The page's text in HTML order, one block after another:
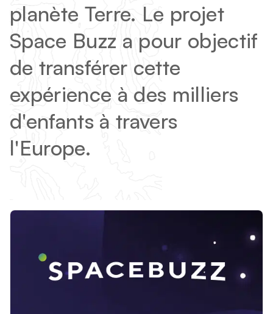
planète Terre. Le projet
Space Buzz a pour objectif
de transférer cette
expérience à des milliers
d'enfants à travers
l'Europe.